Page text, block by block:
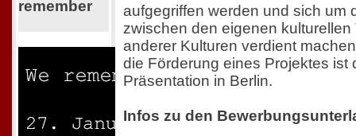
remember
aufgegriffen werden und sich um
zwischen den eigenen kulturellen
anderer Kulturen verdient
die Förderung eines Projektes ist
Präsentation in Berlin.
Infos zu den